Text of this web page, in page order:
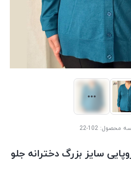
محصول:102-22
سایز بزرگ دخترانه جلو